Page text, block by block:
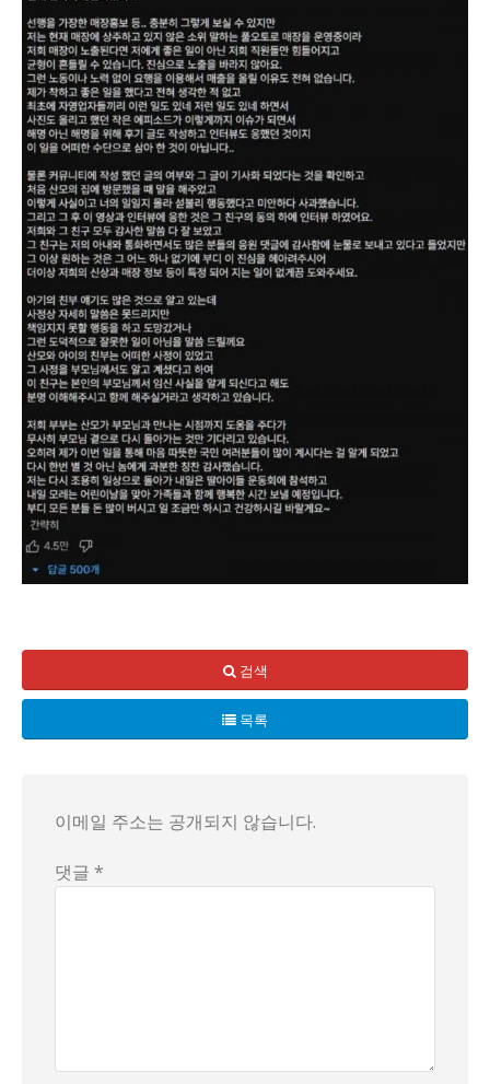
미혼모는 "돈이 없어 냄새나는 부탁이지만 제발 도와주세
결국 음식이 배달되자, 미혼모는 감사한 마음으로 전화통화
검색
목록
이메일 주소는 공개되지 않습니다.
댓글 *